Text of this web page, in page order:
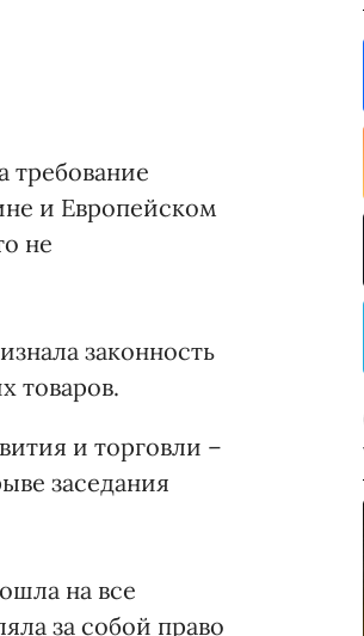
требование
и Европейском
не
законность
товаров.
и торговли –
заседания
на все
за собой право